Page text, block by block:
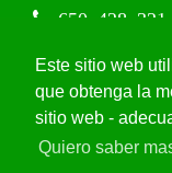
Este sitio web
que obtenga la
sitio web -
Quiero saber